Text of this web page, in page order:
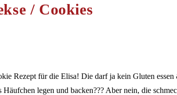
/ Cookies
Rezept für die Elisa! Die darf ja kein Gluten
legen und backen??? Aber nein, die